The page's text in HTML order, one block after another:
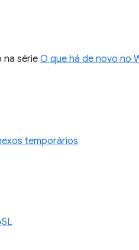
na sérieO que há de novo no
temporários